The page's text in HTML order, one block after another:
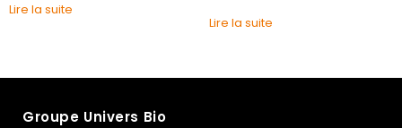
Lire la suite
Lire la suite
Groupe Univers Bio